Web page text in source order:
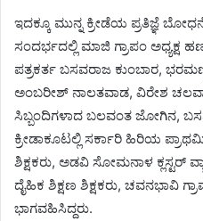
ಇದಕ್ಕೂ ಮುನ್ನ ಕ್ರೀಡೆಯ ಪ್ರತಿಜ್ಞೆ
ಸಂದರ್ಭದಲ್ಲಿ ಮಾಜಿ ಗ್ರಾಪಂ ಅಧ್ಯಕ್ಷ
ಪತ್ರಕರ್ತ ಬಸವರಾಜ ಕುಂಬಾರ,
ಅಂಬರೀಶ್ ನಾಲತವಾಡ, ವಿರೇಶ
ಸಿಬ್ಬಂದಿಗಳಾದ ಬಲವಂತ ಜೋಗಿನ,
ಕ್ರೀಡಾಕೂಟಲ್ಲಿ ಸರ್ಕಾರಿ ಹಿರಿಯ
ಶಿಕ್ಷಕರು, ಅಡವಿ ಸೋಮನಾಳ ಕ್ಲಸ್ಟರ್
ದೈಹಿಕ ಶಿಕ್ಷಣ ಶಿಕ್ಷಕರು, ಚವನಭಾವಿ
ಭಾಗವಹಿಸಿದ್ದರು.